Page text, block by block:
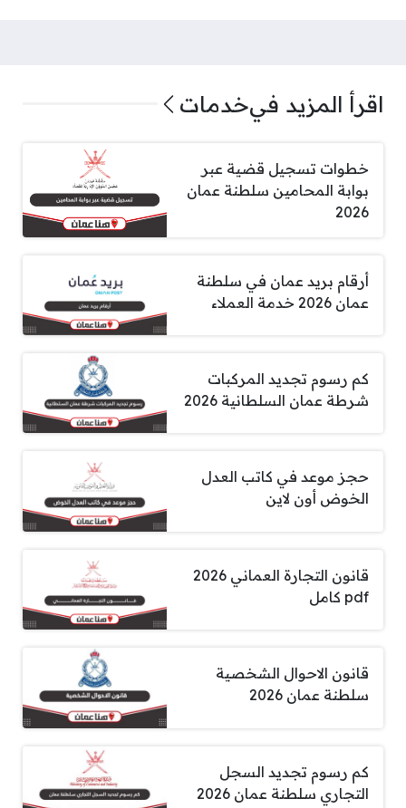
اقرأ المزيد فيخدمات
خطوات تسجيل قضية عبر
بوابة المحامين سلطنة عمان
2026
أرقام بريد عمان في سلطنة
عمان 2026 خدمة العملاء
كم رسوم تجديد المركبات
شرطة عمان السلطانية 2026
حجز موعد في كاتب العدل
الخوض أون لاين
قانون التجارة العماني 2026
pdf كامل
قانون الاحوال الشخصية
سلطنة عمان 2026
كم رسوم تجديد السجل
التجاري سلطنة عمان 2026